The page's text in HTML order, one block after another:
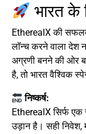
भारत के
EtherealX की
लॉन्च करने वाला देश
अग्रणी बनने की ओर
है, तो भारत वैश्विक
निष्कर्ष:
EtherealX सिर्फ एक
उड़ान है। सही